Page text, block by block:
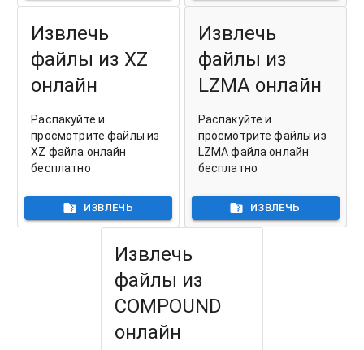
Извлечь
файлы из XZ
онлайн
Распакуйте и
просмотрите файлы из
XZ файла онлайн
бесплатно
ИЗВЛЕЧЬ
Извлечь
файлы из
LZMA онлайн
Распакуйте и
просмотрите файлы из
LZMA файла онлайн
бесплатно
ИЗВЛЕЧЬ
Извлечь
файлы из
COMPOUND
онлайн